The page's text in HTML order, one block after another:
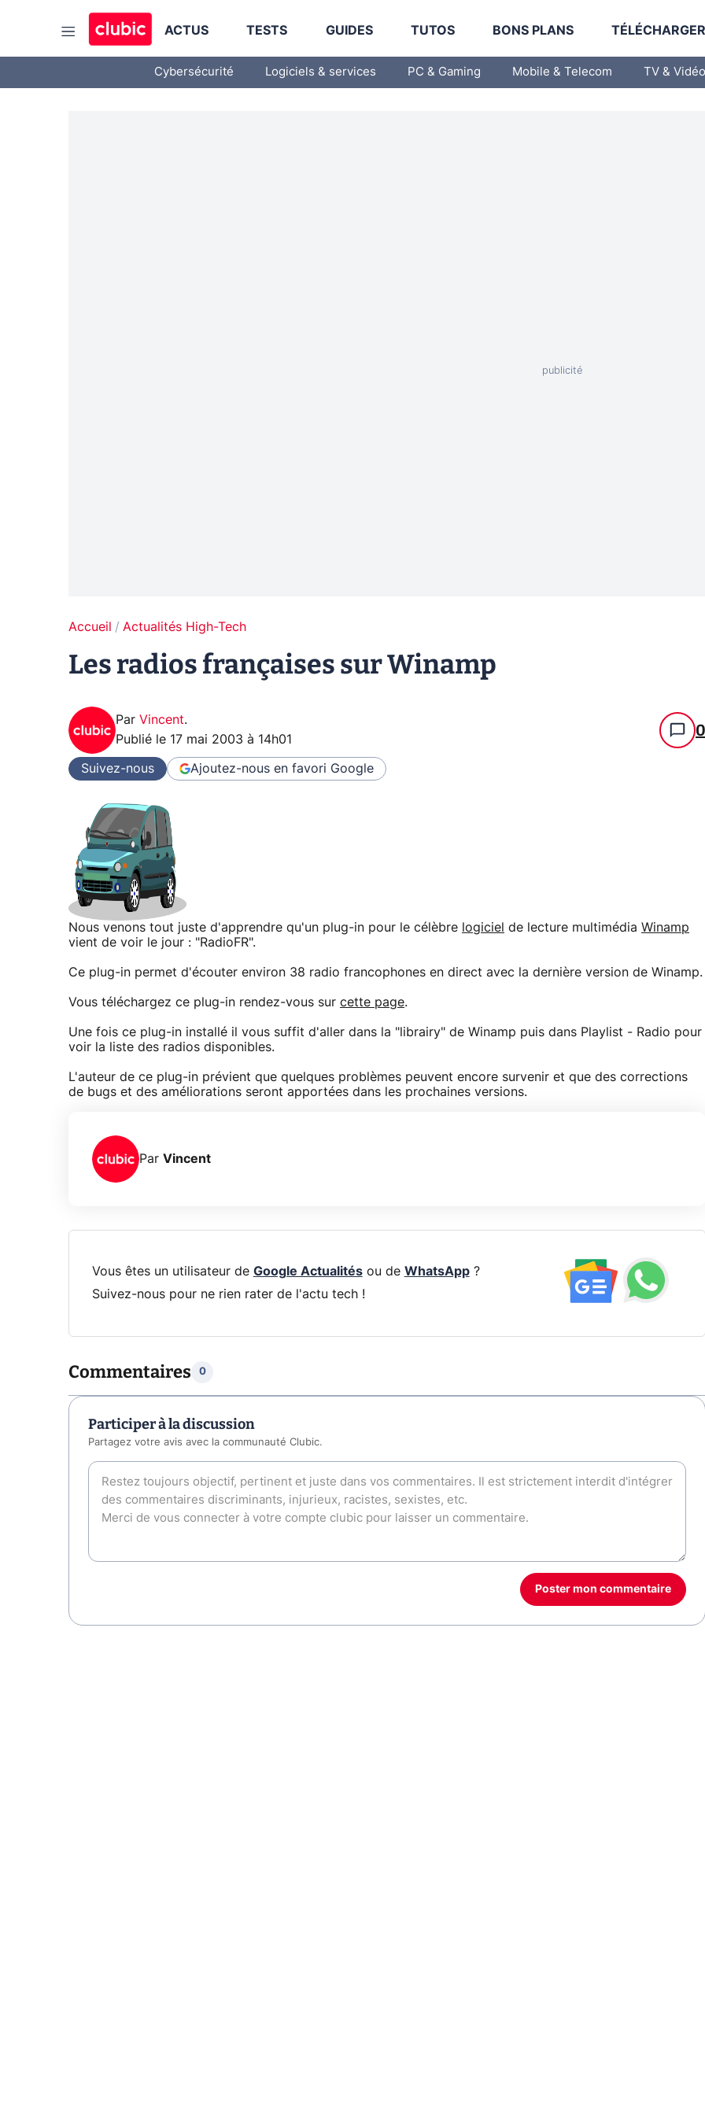
ACTUS TESTS GUIDES TUTOS BONS PLANS
Cybersécurité Logiciels & services PC & Gaming Mobile & Telecom TV & Vidéo
Accueil Actualités High-Tech
Les radios françaises sur Winamp
Par Vincent.
Publié le 17 mai 2003 à 14h01 0
Suivez-nous Ajoutez-nous en favori Google
Nous venons tout juste d'apprendre qu'un plug-in pour le célèbre logiciel de lecture multimédia Winamp
vient de voir le jour : "RadioFR".
Ce plug-in permet d'écouter environ 38 radio francophones en direct avec la dernière version de Winamp.
Vous téléchargez ce plug-in rendez-vous sur cette page.
Une fois ce plug-in installé il vous suffit d'aller dans la "librairy" de Winamp puis dans Playlist - Radio pour
voir la liste des radios disponibles.
L'auteur de ce plug-in prévient que quelques problèmes peuvent encore survenir et que des corrections
de bugs et des améliorations seront apportées dans les prochaines versions.
Par Vincent
Vous êtes un utilisateur de Google Actualitésou de WhatsApp?
Suivez-nous pour ne rien rater de l'actu tech !
Commentaires 0
Participer à la discussion
Partagez votre avis avec la communauté Clubic.
Poster mon commentaire